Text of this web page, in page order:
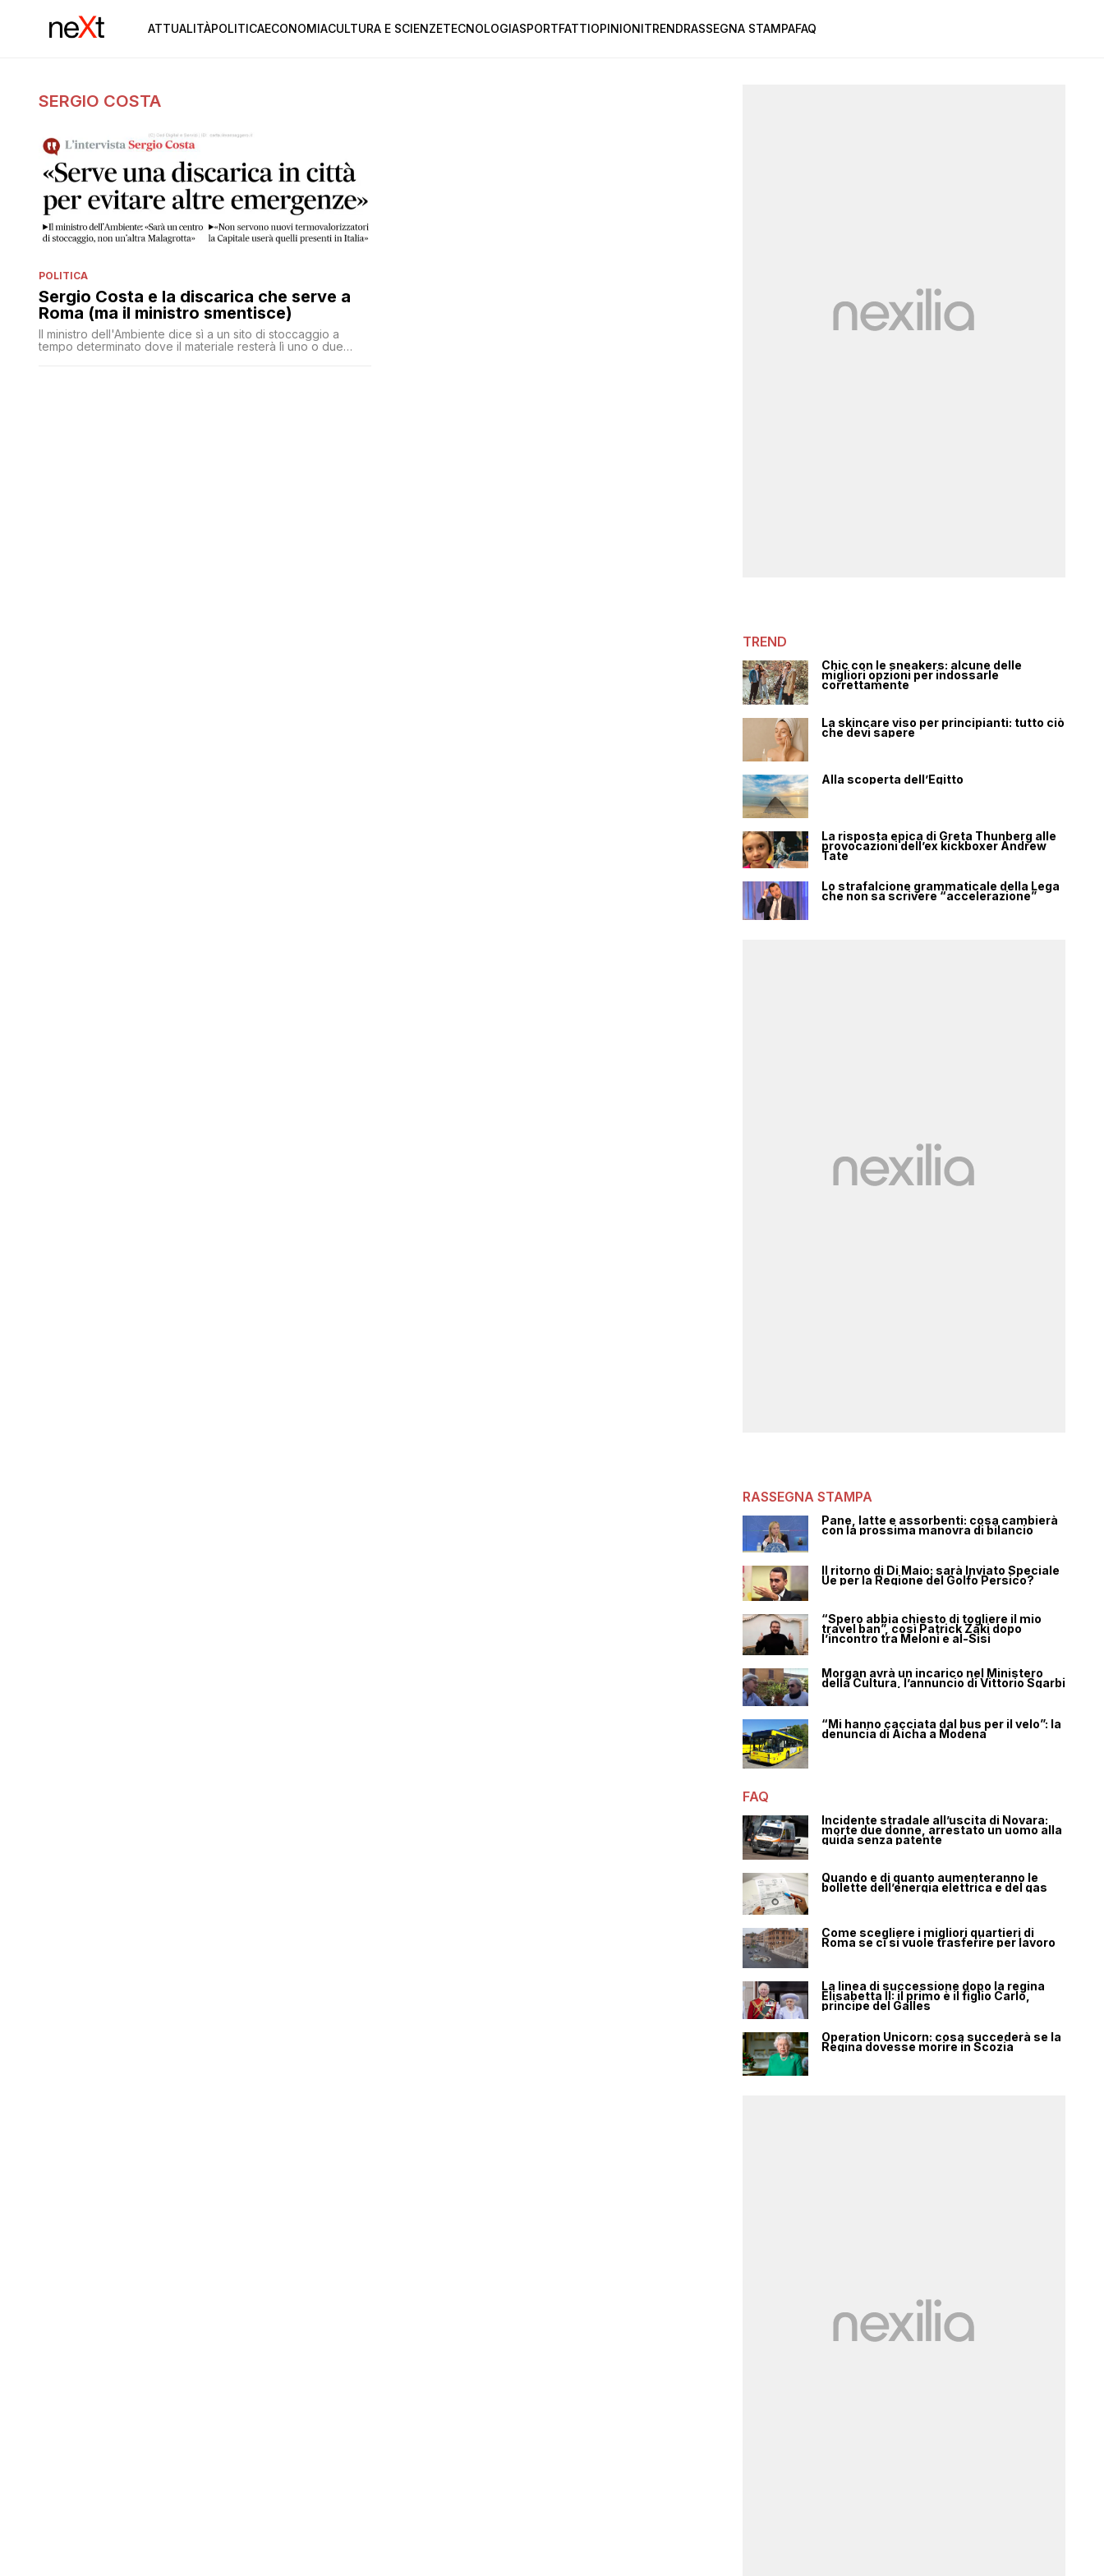
ATTUALITÀPOLITICAECONOMIACULTURA E SCIENZETECNOLOGIASPORTFATTIOPINIONITRENDRASSEGNA STAMPAFAQ
SERGIO COSTA
POLITICA
Sergio Costa e la discarica che serve a
Roma (ma il ministro smentisce)
Il ministro dell'Ambiente dice sì a un sito di stoccaggio a
tempo determinato dove il materiale resterà lì uno o due
TREND
Chic con le sneakers: alcune delle
migliori opzioni per indossarle
correttamente
La skincare viso per principianti: tutto ciò
che devi sapere
Alla scoperta dell’Egitto
La risposta epica di Greta Thunberg alle
provocazioni dell’ex kickboxer Andrew
Tate
Lo strafalcione grammaticale della Lega
che non sa scrivere “accelerazione”
RASSEGNA STAMPA
Pane, latte e assorbenti: cosa cambierà
con la prossima manovra di bilancio
Il ritorno di Di Maio: sarà Inviato Speciale
Ue per la Regione del Golfo Persico?
“Spero abbia chiesto di togliere il mio
travel ban”, così Patrick Zaki dopo
l’incontro tra Meloni e al-Sisi
Morgan avrà un incarico nel Ministero
della Cultura, l’annuncio di Vittorio Sgarbi
“Mi hanno cacciata dal bus per il velo”: la
denuncia di Aicha a Modena
FAQ
Incidente stradale all’uscita di Novara:
morte due donne, arrestato un uomo alla
guida senza patente
Quando e di quanto aumenteranno le
bollette dell’energia elettrica e del gas
Come scegliere i migliori quartieri di
Roma se ci si vuole trasferire per lavoro
La linea di successione dopo la regina
Elisabetta II: il primo è il figlio Carlo,
principe del Galles
Operation Unicorn: cosa succederà se la
Regina dovesse morire in Scozia